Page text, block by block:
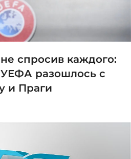
спросив каждого:
УЕФА разошлось с
и Праги